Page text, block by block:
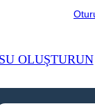
OLUŞTURUN